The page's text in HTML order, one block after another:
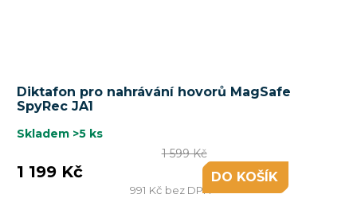
Diktafon pro nahrávání hovorů MagSafe
SpyRec JA1
Skladem >5 ks
991 Kč bez DPH
1 199 Kč
1 599 Kč
DO KOŠÍKU